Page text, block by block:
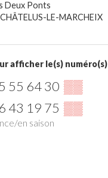
Deux Ponts
CHÂTELUS-LE-MARCHEIX
afficher le(s) numéro(s)
55 64 30 ▒▒
43 19 75 ▒▒
en saison